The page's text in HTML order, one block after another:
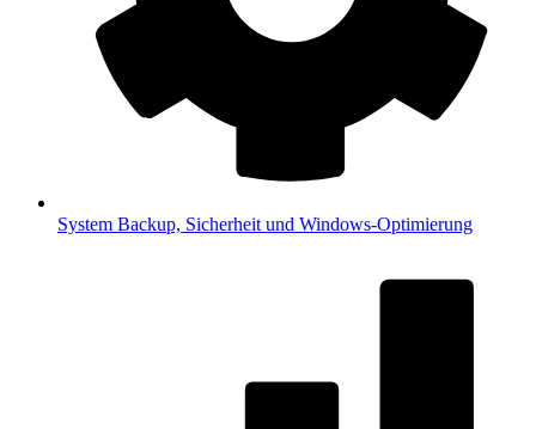
System Backup, Sicherheit und Windows-Optimierung